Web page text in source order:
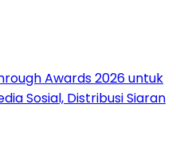
Awards 2026 untuk
Sosial, Distribusi Siaran